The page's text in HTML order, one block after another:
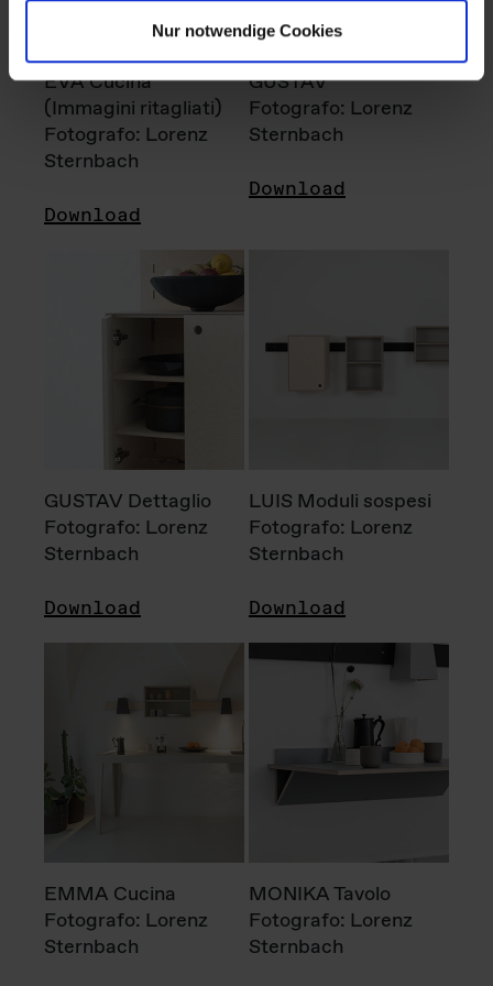
Nur notwendige Cookies
EVA Cucina
(Immagini ritagliati)
Fotografo: Lorenz
Sternbach
Download
GUSTAV
Fotografo: Lorenz
Sternbach
Download
GUSTAV Dettaglio
Fotografo: Lorenz
Sternbach
Download
LUIS Moduli sospesi
Fotografo: Lorenz
Sternbach
Download
EMMA Cucina
Fotografo: Lorenz
Sternbach
MONIKA Tavolo
Fotografo: Lorenz
Sternbach